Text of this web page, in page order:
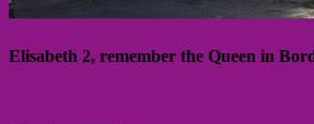
Elisabeth 2, remember the Queen in